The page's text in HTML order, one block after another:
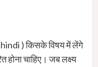
) किसके विषय में लेंगे
होना चाहिए। जब लक्ष्य